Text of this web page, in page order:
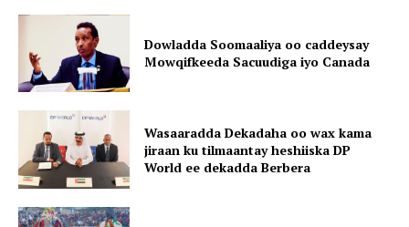
Dowladda Soomaaliya oo caddeysay
Mowqifkeeda Sacuudiga iyo Canada
Wasaaradda Dekadaha oo wax kama
jiraan ku tilmaantay heshiiska DP
World ee dekadda Berbera